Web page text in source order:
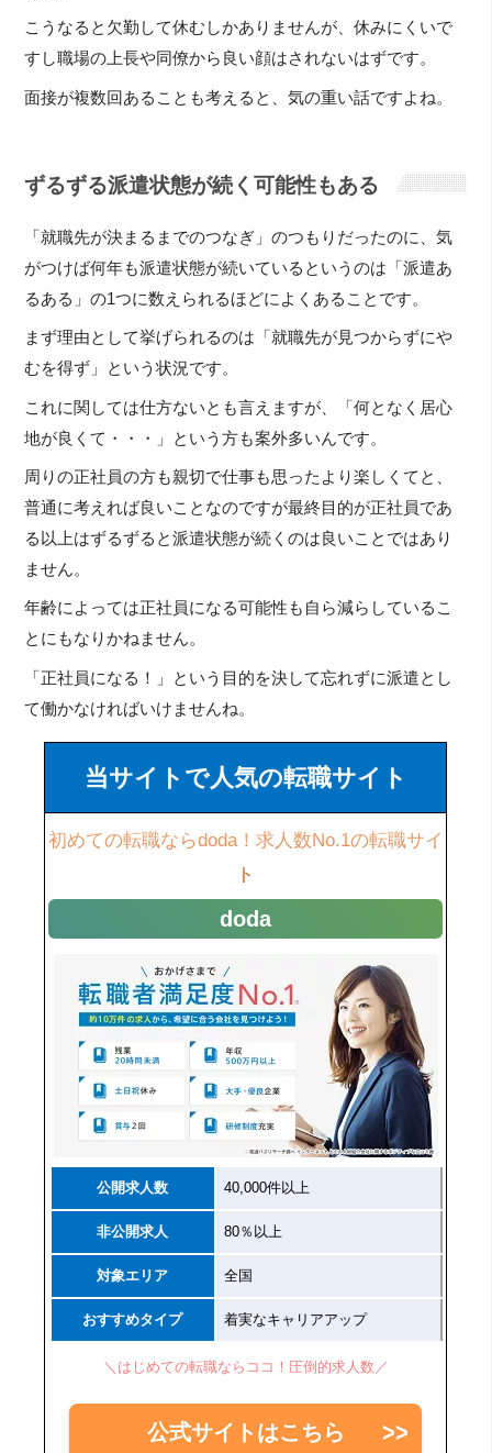
こうなると欠勤して休むしかありませんが、休みにくいで
すし職場の上長や同僚から良い顔はされないはずです。
面接が複数回あることも考えると、気の重い話ですよね。
ずるずる派遣状態が続く可能性もある
「就職先が決まるまでのつなぎ」のつもりだったのに、気
がつけば何年も派遣状態が続いているというのは「派遣あ
るある」の1つに数えられるほどによくあることです。
まず理由として挙げられるのは「就職先が見つからずにや
むを得ず」という状況です。
これに関しては仕方ないとも言えますが、「何となく居心
地が良くて・・・」という方も案外多いんです。
周りの正社員の方も親切で仕事も思ったより楽しくてと、
普通に考えれば良いことなのですが最終目的が正社員であ
る以上はずるずると派遣状態が続くのは良いことではあり
ません。
年齢によっては正社員になる可能性も自ら減らしているこ
とにもなりかねません。
「正社員になる！」という目的を決して忘れずに派遣とし
て働かなければいけませんね。
当サイトで人気の転職サイト
初めての転職ならdoda！求人数No.1の転職サイ
ト
doda
公開求人数 40,000件以上
非公開求人 80％以上
対象エリア 全国
おすすめタイプ 着実なキャリアアップ
＼はじめての転職ならココ！圧倒的求人数／
公式サイトはこちら